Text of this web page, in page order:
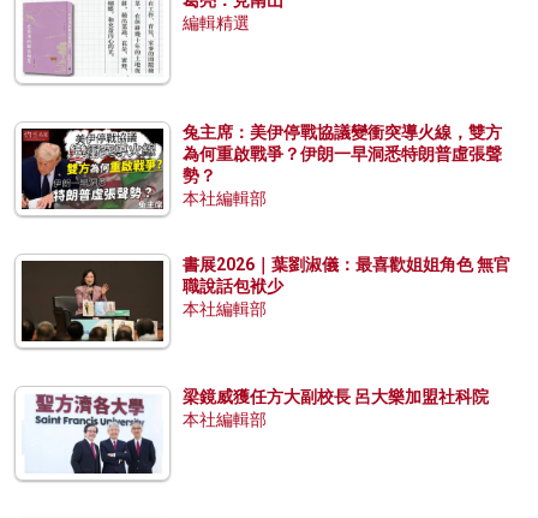
編輯精選
兔主席：美伊停戰協議變衝突導火線，雙方
為何重啟戰爭？伊朗一早洞悉特朗普虛張聲
勢？
本社編輯部
書展2026｜葉劉淑儀：最喜歡姐姐角色 無官
職說話包袱少
本社編輯部
梁鏡威獲任方大副校長 呂大樂加盟社科院
本社編輯部